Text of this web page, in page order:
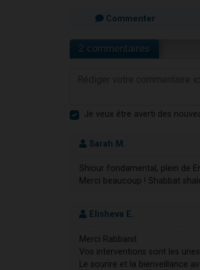
Commenter
2 commentaires
Je veux être averti des
Sarah M.
Shiour fondamental, plein de
Merci beaucoup ! Shabbat
Elisheva E.
Merci Rabbanit
Vos interventions sont les
Le sourire et la bienveillance